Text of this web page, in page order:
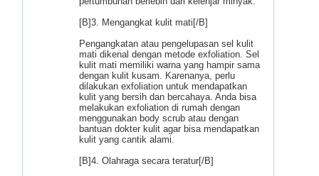
[B]3. Mengangkat kulit mati[/B]
Pengangkatan atau pengelupasan sel kulit
mati dikenal dengan metode exfoliation. Sel
kulit mati memiliki warna yang hampir sama
dengan kulit kusam. Karenanya, perlu
dilakukan exfoliation untuk mendapatkan
kulit yang bersih dan bercahaya. Anda bisa
melakukan exfoliation di rumah dengan
menggunakan body scrub atau dengan
bantuan dokter kulit agar bisa mendapatkan
kulit yang cantik alami.
[B]4. Olahraga secara teratur[/B]